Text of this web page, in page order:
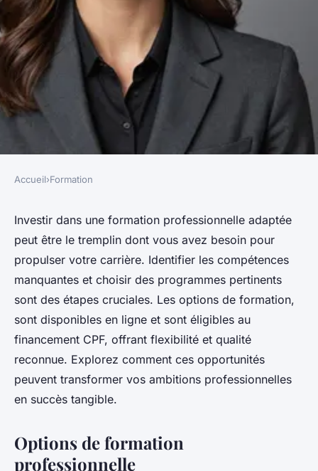
Boostez votre carrière avec la
formation professionnelle
adaptée
Baptiste•13 janvier 2025•4 min de lecture
Accueil›Formation
Investir dans une formation professionnelle adaptée
peut être le tremplin dont vous avez besoin pour
propulser votre carrière. Identifier les compétences
manquantes et choisir des programmes pertinents
sont des étapes cruciales. Les options de formation,
sont disponibles en ligne et sont éligibles au
financement CPF, offrant flexibilité et qualité
reconnue. Explorez comment ces opportunités
peuvent transformer vos ambitions professionnelles
en succès tangible.
Options de formation
professionnelle